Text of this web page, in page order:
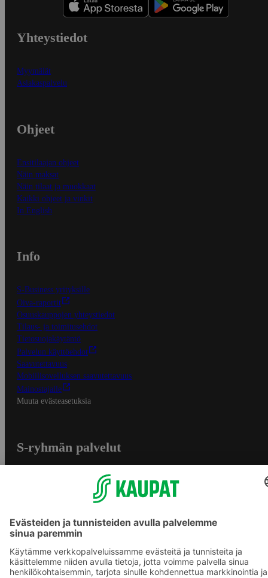
Yhteystiedot
Myymälät
Asiakaspalvelu
Ohjeet
Ensitilaajan ohjeet
Näin maksat
Näin tilaat ja muokkaat
Kaikki ohjeet ja vinkit
In English
Info
S-Business yrityksille
Oiva-raportit
Osuuskauppojen yhteystiedot
Tilaus- ja toimitusehdot
Tietosuojakäytäntö
Palvelun käyttöehdot
Saavutettavuus
Mobiilisovelluksen saavutettavuus
Mainostajalle
Muuta evästeasetuksia
S-ryhmän palvelut
S-ostoslista -sovellus
Prisma.fi
Sokos.fi
S-Pankki
Yhteishyvä